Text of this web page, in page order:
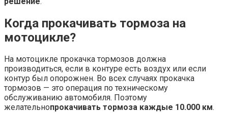
Когда прокачивать тормоза на
мотоцикле?
На мотоцикле прокачка тормозов должна
производиться, если в контуре есть воздух или если
контур был опорожнен. Во всех случаях прокачка
тормозов — это операция по техническому
обслуживанию автомобиля. Поэтому
желательнопрокачивать тормоза каждые 10.000 км.